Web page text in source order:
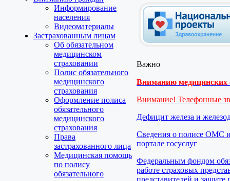
Информирование
населения
Видеоматериалы
Застрахованным лицам
Об обязательном
медицинском
страховании
Полис обязательного
медицинского
страхования
Оформление полиса
обязательного
медицинского
страхования
Права
застрахованного лица
Медицинская помощь
по полису
обязательного
Важно
Вниманию медицинских
Внимание! Телефонные
Дефицит железа и
Сведения о полисе ОМС
портале госуслуг
Федеральным фондом
работе страховых
представителей и защите